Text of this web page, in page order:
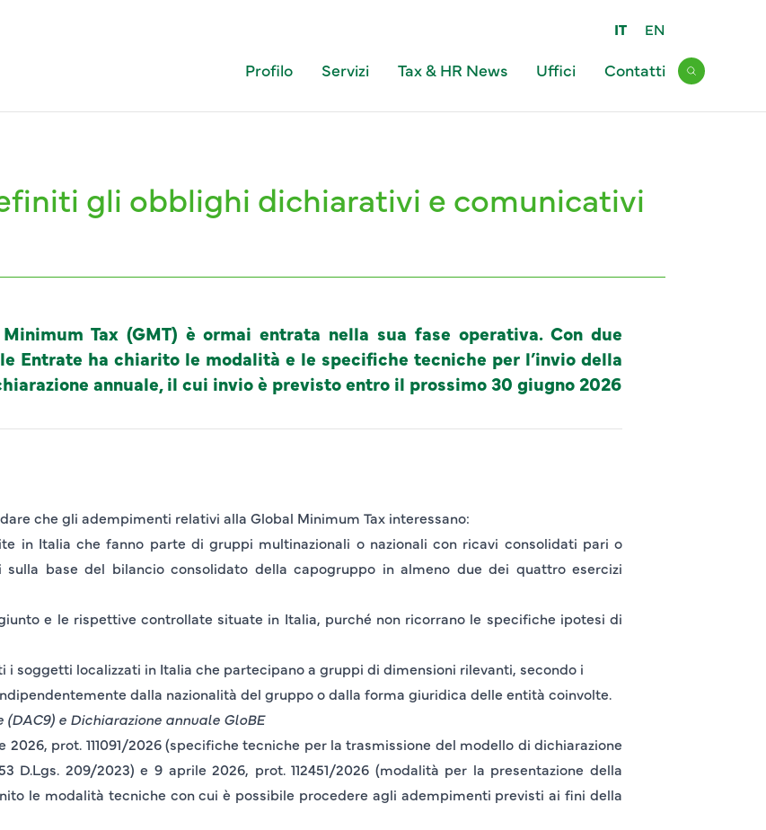
IT EN
Profilo Servizi Tax & HR News Uffici Contatti Open
gli obblighi dichiarativi e comunicativi
Tax (GMT) è ormai entrata nella sua fase operativa. Con due
Entrate ha chiarito le modalità e le specifiche tecniche per l’invio della
annuale, il cui invio è previsto entro il prossimo 30 giugno 2026
che gli adempimenti relativi alla Global Minimum Tax interessano:
in Italia che fanno parte di gruppi multinazionali o nazionali con ricavi consolidati pari o
sulla base del bilancio consolidato della capogruppo in almeno due dei quattro esercizi
e le rispettive controllate situate in Italia, purché non ricorrano le specifiche ipotesi di
i soggetti localizzati in Italia che partecipano a gruppi di dimensioni rilevanti, secondo i
dalla nazionalità del gruppo o dalla forma giuridica delle entità coinvolte.
e Dichiarazione annuale GloBE
2026, prot. 111091/2026(specifiche tecniche per la trasmissione del modello di dichiarazione
D.Lgs. 209/2023) e 9 aprile 2026, prot. 112451/2026 (modalità per la presentazione della
le modalità tecniche con cui è possibile procedere agli adempimenti previsti ai fini della